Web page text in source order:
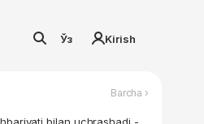
Ўз Kirish
Barcha ›